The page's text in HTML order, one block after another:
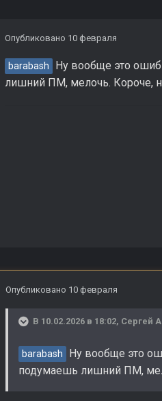
Опубликовано 10 февраля
barabash
Ну вообще это
лишний ПМ, мелочь. Короче,
Опубликовано 10 февраля
В 10.02.2026 в 18:02, Сергей
barabash
Ну вообще это
подумаешь лишний ПМ,